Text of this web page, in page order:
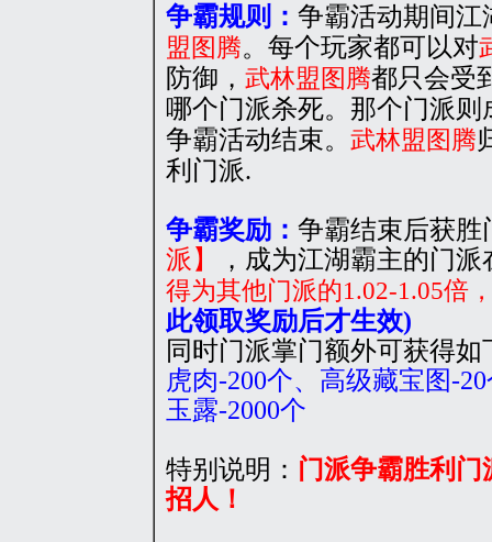
争霸规则： 争霸活动期间江
盟图腾。每个玩家都可以对
防御， 武林盟图腾都只会受
哪个门派杀死。那个门派则
争霸活动结束。 武林盟图腾
利门派.
争霸奖励： 争霸结束后获胜
派】
，成为江湖霸主的门
得为其他门派的1.02-1.05倍
此领取奖励后才生效)
同时门派掌门额外可获得如
虎肉-200个、高级藏宝图-
玉露-2000个
特别说明： 门派争霸胜利
招人！